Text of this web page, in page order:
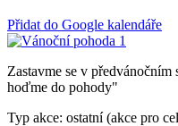
Přidat do Google kalendáře
Zastavme se v
hoďme do pohody"
Typ akce: ostatní (akce pro